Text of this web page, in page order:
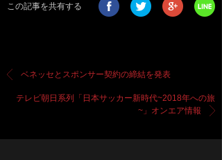
この記事を共有する
ベネッセとスポンサー契約の締結を発表
テレビ朝日系列「日本サッカー新時代~2018年への旅
~」オンエア情報